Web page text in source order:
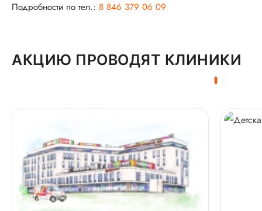
Подробности по тел.: 8 846 379 06 09
АКЦИЮ ПРОВОДЯТ КЛИНИКИ